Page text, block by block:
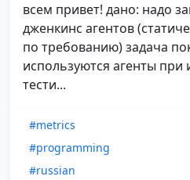
всем привет! дано: надо
дженкинс агентов
по требованию) задача
используются агенты
тести...
#metrics
#programming
#russian